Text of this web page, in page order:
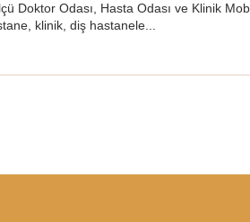
Doktor Odası, Hasta Odası ve Klinik
klinik, diş hastanele...